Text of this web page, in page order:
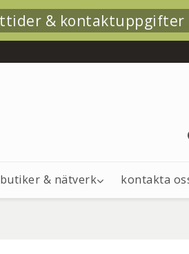
& kontaktuppgifter
butiker & nätverk kontakta